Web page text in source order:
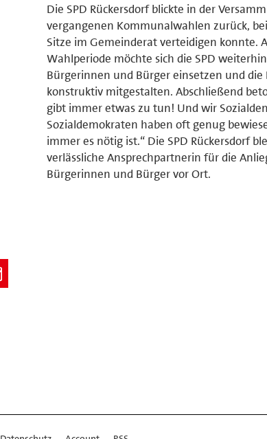
Die SPD Rückersdorf blickte in der
vergangenen Kommunalwahlen zurück,
Sitze im Gemeinderat verteidigen konnte.
Wahlperiode möchte sich die SPD
Bürgerinnen und Bürger einsetzen und
konstruktiv mitgestalten. Abschließend
gibt immer etwas zu tun! Und wir
Sozialdemokraten haben oft genug
immer es nötig ist.“ Die SPD Rückersdorf
verlässliche Ansprechpartnerin für die
Bürgerinnen und Bürger vor Ort.